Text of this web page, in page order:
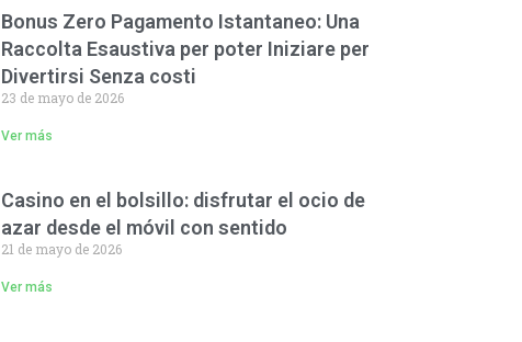
Bonus Zero Pagamento Istantaneo: Una
Raccolta Esaustiva per poter Iniziare per
Divertirsi Senza costi
23 de mayo de 2026
Ver más
Casino en el bolsillo: disfrutar el ocio de
azar desde el móvil con sentido
21 de mayo de 2026
Ver más